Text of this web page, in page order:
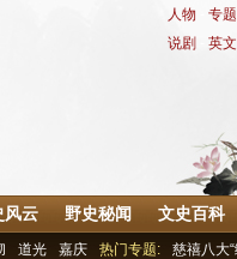
人物 专题
说剧
英
风云 野史秘闻 文史百科
道光 嘉庆 热门专题: 慈禧八大